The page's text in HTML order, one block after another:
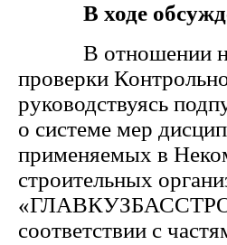
В ходе
В отношении
проверки
руководствуясь
о системе мер
применяемых в
строительных
соответствии с